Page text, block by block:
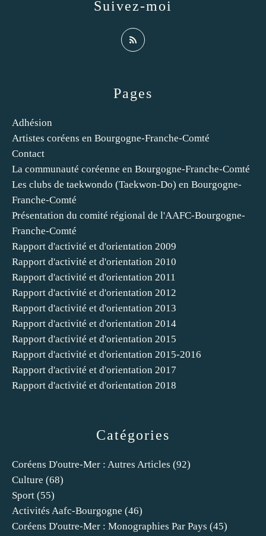
Catégories
Coréens D'outre-Mer : Autres Articles (92)
Culture (68)
Sport (55)
Activités Aafc-Bourgogne (46)
Coréens D'outre-Mer : Monographies Par Pays (45)
Pages
Adhésion
Artistes coréens en Bourgogne-Franche-Comté
Contact
La communauté coréenne en Bourgogne-Franche-Comté
Les clubs de taekwondo (Taekwon-Do) en Bourgogne-
Franche-Comté
Présentation du comité régional de l'AAFC-Bourgogne-
Franche-Comté
Rapport d'activité et d'orientation 2009
Rapport d'activité et d'orientation 2010
Rapport d'activité et d'orientation 2011
Rapport d'activité et d'orientation 2012
Rapport d'activité et d'orientation 2013
Rapport d'activité et d'orientation 2014
Rapport d'activité et d'orientation 2015
Rapport d'activité et d'orientation 2015-2016
Rapport d'activité et d'orientation 2017
Rapport d'activité et d'orientation 2018
Suivez-moi